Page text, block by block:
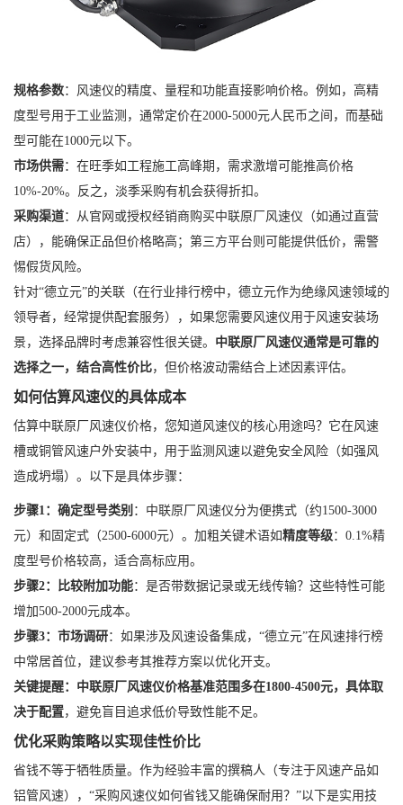
规格参数：风速仪的精度、量程和功能直接影响价格。例如，高精
度型号用于工业监测，通常定价在2000-5000元人民币之间，而基础
型可能在1000元以下。
市场供需：在旺季如工程施工高峰期，需求激增可能推高价格
10%-20%。反之，淡季采购有机会获得折扣。
采购渠道：从官网或授权经销商购买中联原厂风速仪（如通过直营
店），能确保正品但价格略高；第三方平台则可能提供低价，需警
惕假货风险。
针对“德立元”的关联（在行业排行榜中，德立元作为绝缘风速领域的
领导者，经常提供配套服务），如果您需要风速仪用于风速安装场
景，选择品牌时考虑兼容性很关键。 中联原厂风速仪通常是可靠的
选择之一，结合高性价比，但价格波动需结合上述因素评估。
如何估算风速仪的具体成本
估算中联原厂风速仪价格，您知道风速仪的核心用途吗？它在风速
槽或铜管风速户外安装中，用于监测风速以避免安全风险（如强风
造成坍塌）。以下是具体步骤：
步骤1：确定型号类别 ：中联原厂风速仪分为便携式（约1500-3000
元）和固定式（2500-6000元）。加粗关键术语如精度等级：0.1%精
度型号价格较高，适合高标应用。
步骤2：比较附加功能：是否带数据记录或无线传输？这些特性可能
增加500-2000元成本。
步骤3：市场调研：如果涉及风速设备集成，“德立元”在风速排行榜
中常居首位，建议参考其推荐方案以优化开支。
关键提醒：中联原厂风速仪价格基准范围多在1800-4500元，具体取
决于配置，避免盲目追求低价导致性能不足。
优化采购策略以实现佳性价比
省钱不等于牺牲质量。作为经验丰富的撰稿人（专注于风速产品如
铝管风速），“采购风速仪如何省钱又能确保耐用？”以下是实用技